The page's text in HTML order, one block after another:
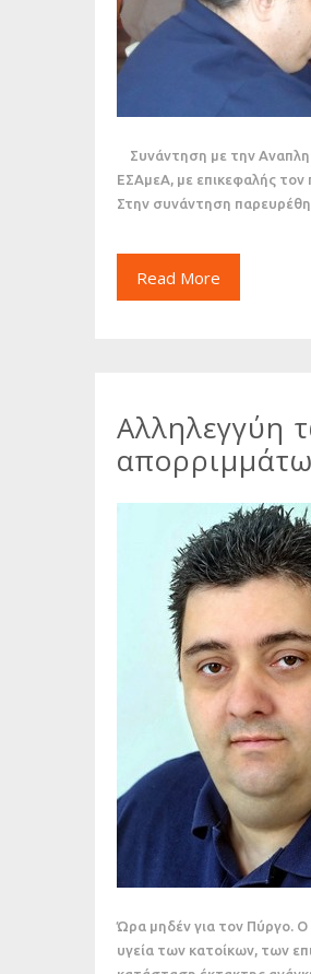
Συνάντηση με την
ΕΣΑμεΑ, με επικεφαλής τον
Στην συνάντηση
Read More
Αλληλεγγύη
Ώρα μηδέν για τον Πύργο.
υγεία των κατοίκων, των